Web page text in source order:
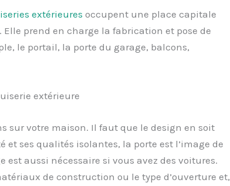
extérieures occupent une place capitale
prend en charge la fabrication et pose de
le portail, la porte du garage, balcons,
extérieure
sur votre maison. Il faut que le design en soit
ses qualités isolantes, la porte est l’image de
aussi nécessaire si vous avez des voitures.
de construction ou le type d’ouverture et,